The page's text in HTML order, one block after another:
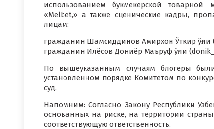
использованием букмекерской товарной
«Melbet,» а также сценические кадры,
лицам:
гражданин Шамсиддинов Амирхон Ўткир ўғли
гражданин Илёсов Дониёр Маъруф ўғли
По вышеуказанным случаям блогеры
установленном порядке Комитетом по
суд.
Напомним: Согласно Закону Республики
основанных на риске, на территории
соответствующую ответственность.